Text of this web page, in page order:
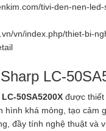
tivi-den-nen-
vn/index.php/thiet-bi-
LC-
50SA5200X được thiết
hình khá mỏng, tạo cảm
đầy tính nghệ thuật và